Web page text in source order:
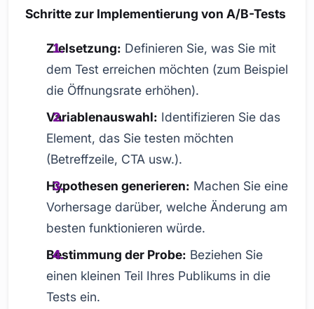
Schritte zur Implementierung von A/B-Tests
Zielsetzung: Definieren Sie, was Sie mit
dem Test erreichen möchten (zum Beispiel
die Öffnungsrate erhöhen).
Variablenauswahl: Identifizieren Sie das
Element, das Sie testen möchten
(Betreffzeile, CTA usw.).
Hypothesen generieren: Machen Sie eine
Vorhersage darüber, welche Änderung am
besten funktionieren würde.
Bestimmung der Probe: Beziehen Sie
einen kleinen Teil Ihres Publikums in die
Tests ein.